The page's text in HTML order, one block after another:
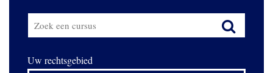
Uw rechtsgebied